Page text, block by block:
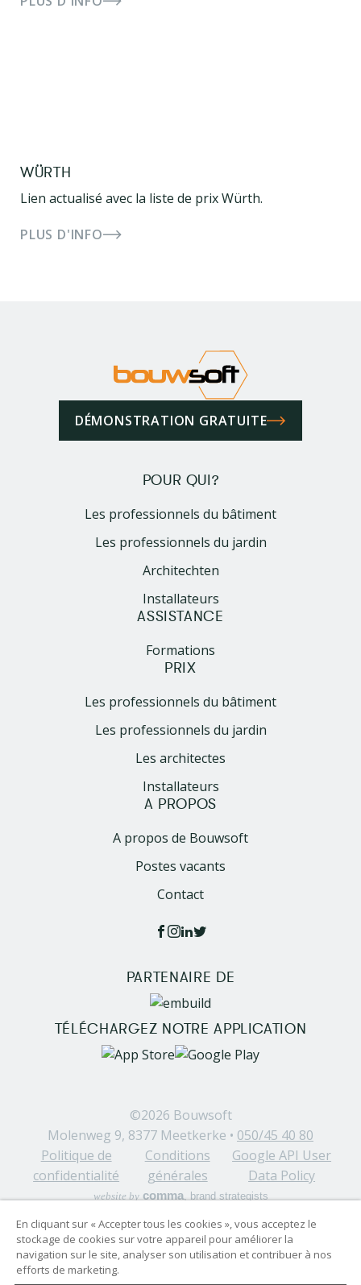
WÜRTH
Lien actualisé avec la liste de prix Würth.
PLUS D'INFO
DÉMONSTRATION GRATUITE
POUR QUI?
Les professionnels du bâtiment
Les professionnels du jardin
Architechten
Installateurs
ASSISTANCE
Formations
PRIX
Les professionnels du bâtiment
Les professionnels du jardin
Les architectes
Installateurs
A PROPOS
A propos de Bouwsoft
Postes vacants
Contact
PARTENAIRE DE
Image
TÉLÉCHARGEZ NOTRE APPLICATION
Image Image
©2026 Bouwsoft
Molenweg 9, 8377 Meetkerke • 050/45 40 80
Politique de
confidentialité
Conditions
générales
Google API User
Data Policy
website by comma, brand strategists
En cliquant sur « Accepter tous les cookies », vous acceptez le
stockage de cookies sur votre appareil pour améliorer la
navigation sur le site, analyser son utilisation et contribuer à nos
efforts de marketing.